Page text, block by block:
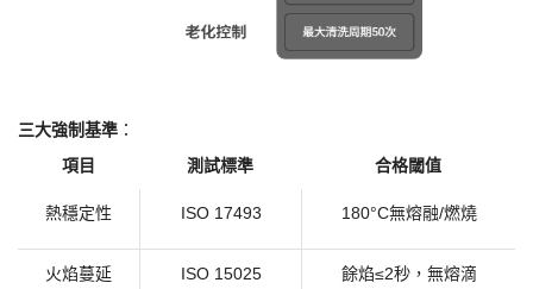
​三大強制基準​ ​：
項目
測試標準 合格閾值
熱穩定性 ISO 17493 180°C無熔融/燃燒
火焰蔓延 ISO 15025 餘焰≤2秒，無熔滴